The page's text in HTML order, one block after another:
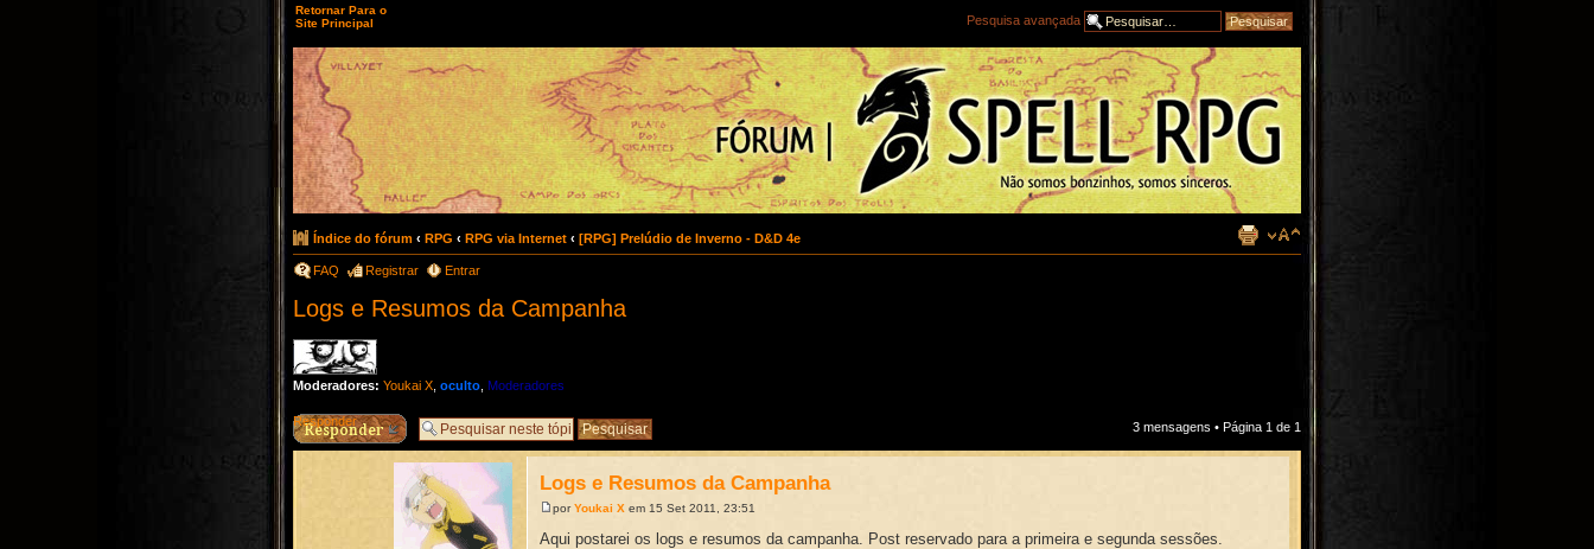
Retornar Para o
Site Principal
Pesquisa avançada
Índice do fórum ‹ RPG ‹ RPG via Internet ‹ [RPG] Prelúdio de Inverno - D&D 4e
FAQ Registrar Entrar
Logs e Resumos da Campanha
Moderadores: Youkai X oculto Moderadores
Responder 3 mensagens • Página 1 de 1
Logs e Resumos da Campanha
porYoukai X em 15 Set 2011, 23:51
Aqui postarei os logs e resumos da campanha. Post reservado para a primeira e segunda sessões.